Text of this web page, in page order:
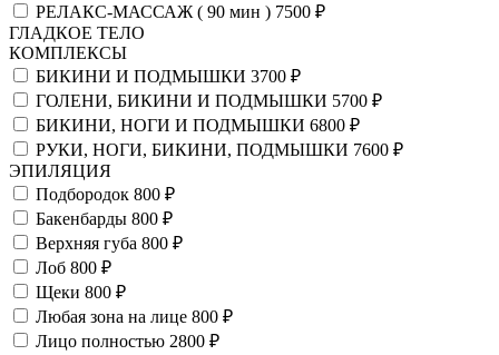
РЕЛАКС-МАССАЖ ( 90 мин ) 7500 ₽
ГЛАДКОЕ ТЕЛО
КОМПЛЕКСЫ
БИКИНИ И ПОДМЫШКИ 3700 ₽
ГОЛЕНИ, БИКИНИ И ПОДМЫШКИ 5700 ₽
БИКИНИ, НОГИ И ПОДМЫШКИ 6800 ₽
РУКИ, НОГИ, БИКИНИ, ПОДМЫШКИ 7600 ₽
ЭПИЛЯЦИЯ
Подбородок 800 ₽
Бакенбарды 800 ₽
Верхняя губа 800 ₽
Лоб 800 ₽
Щеки 800 ₽
Любая зона на лице 800 ₽
Лицо полностью 2800 ₽